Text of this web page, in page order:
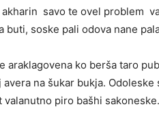
savo te ovel problem
buti, soske pali odova nane
araklagovena ko berša taro
na šukar bukja.
piro bašhi sakoneske.